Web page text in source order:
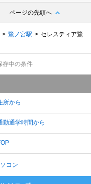
ページの先頭へ
鷺ノ宮駅
セレスティア鷺
存中の条件
所から
勤通学時間から
コン